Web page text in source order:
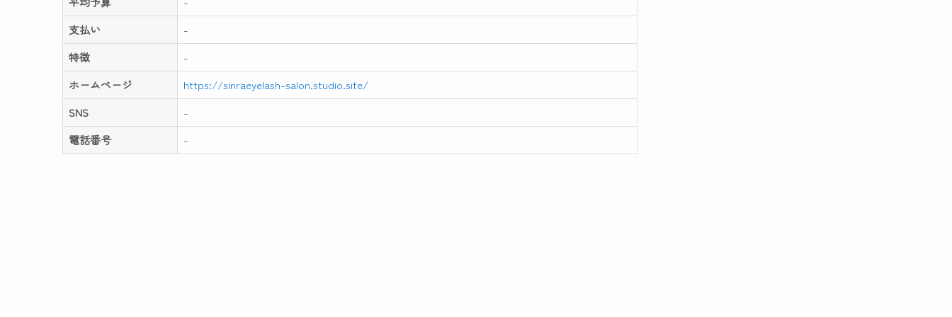
支払い
-
特徴
-
ホームページ
https://sinraeyelash-salon.studio.site/
SNS
-
電話番号
-